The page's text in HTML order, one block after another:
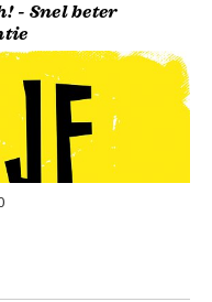
- Snel beter